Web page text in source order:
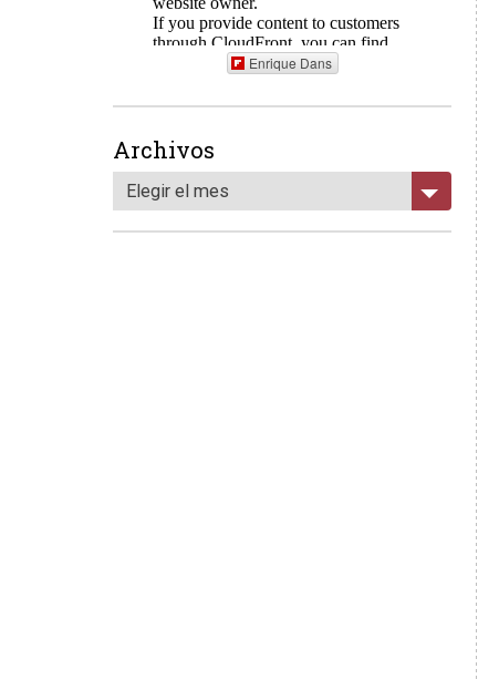
Enrique Dans
Archivos
Elegir el mes